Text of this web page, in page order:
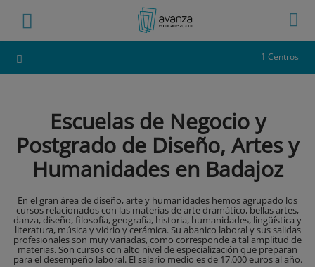
1 Centros
Escuelas de Negocio y
Postgrado de Diseño, Artes y
Humanidades en Badajoz
En el gran área de diseño, arte y humanidades hemos agrupado los
cursos relacionados con las materias de arte dramático, bellas artes,
danza, diseño, filosofía, geografía, historia, humanidades, lingüística y
literatura, música y vidrio y cerámica. Su abanico laboral y sus salidas
profesionales son muy variadas, como corresponde a tal amplitud de
materias. Son cursos con alto nivel de especialización que preparan
para el desempeño laboral. El salario medio es de 17.000 euros al año.